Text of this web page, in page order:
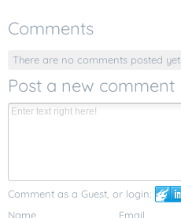
Comments
There are no comments posted yet.
Post a new comment
Comment as a Guest, or login:
Name
Email